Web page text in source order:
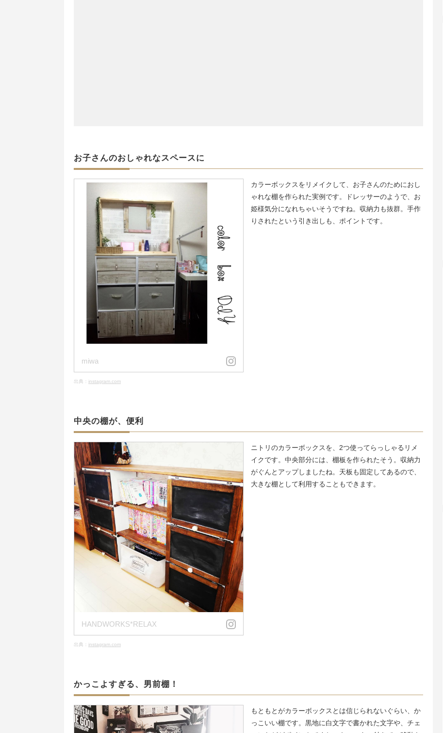
お子さんのおしゃれなスペースに
miwa
出典： instagram.com
カラーボックスをリメイクして、お子さんのためにおし
ゃれな棚を作られた実例です。ドレッサーのようで、お
姫様気分になれちゃいそうですね。収納力も抜群。手作
りされたという引き出しも、ポイントです。
中央の棚が、便利
HANDWORKS*RELAX
出典： instagram.com
ニトリのカラーボックスを、2つ使ってらっしゃるリメ
イクです。中央部分には、棚板を作られたそう。収納力
がぐんとアップしましたね。天板も固定してあるので、
大きな棚として利用することもできます。
かっこよすぎる、男前棚！
もともとがカラーボックスとは信じられないぐらい、か
っこいい棚です。黒地に白文字で書かれた文字や、チェ